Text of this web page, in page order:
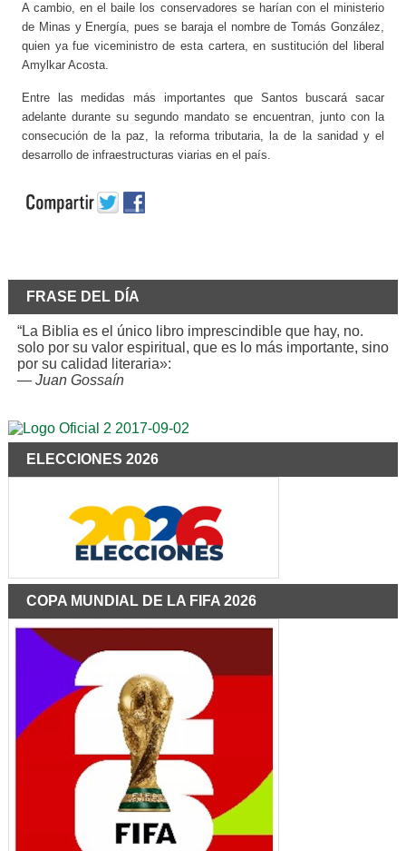
A cambio, en el baile los conservadores se harían con el ministerio
de Minas y Energía, pues se baraja el nombre de Tomás González,
quien ya fue viceministro de esta cartera, en sustitución del liberal
Amylkar Acosta.
Entre las medidas más importantes que Santos buscará sacar
adelante durante su segundo mandato se encuentran, junto con la
consecución de la paz, la reforma tributaria, la de la sanidad y el
desarrollo de infraestructuras viarias en el país.
FRASE DEL DÍA
“La Biblia es el único libro imprescindible que hay, no.
solo por su valor espiritual, que es lo más importante, sino
por su calidad literaria»:
— Juan Gossaín
ELECCIONES 2026
COPA MUNDIAL DE LA FIFA 2026